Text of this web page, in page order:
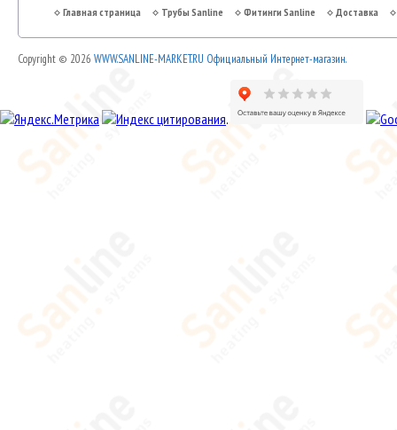
Главная страница Трубы Sanline Фитинги Sanline Доставка
Copyright © 2026 WWW.SANLINE-MARKET.RU Официальный Интернет-магазин.
.